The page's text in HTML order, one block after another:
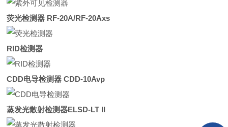
荧光检测器 RF-20A/RF-20Axs
RID检测器
CDD电导检测器 CDD-10Avp
蒸发光散射检测器ELSD-LT II